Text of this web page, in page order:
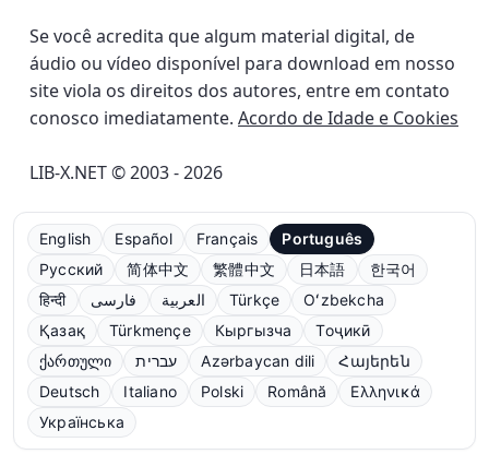
Se você acredita que algum material digital, de
áudio ou vídeo disponível para download em nosso
site viola os direitos dos autores, entre em contato
conosco imediatamente. Acordo de Idade e Cookies
LIB-X.NET © 2003 - 2026
English Español Français
Português
Русский
简体中文 繁體中文 日本語
한국어
हिन्दी
فارسی العربية Türkçe
Oʻzbekcha
Қазақ
Türkmençe Кыргызча
Тоҷикӣ
ქართული
עברית Azərbaycan dili
Հայերեն
Deutsch
Italiano Polski Română
Ελληνικά
Українська